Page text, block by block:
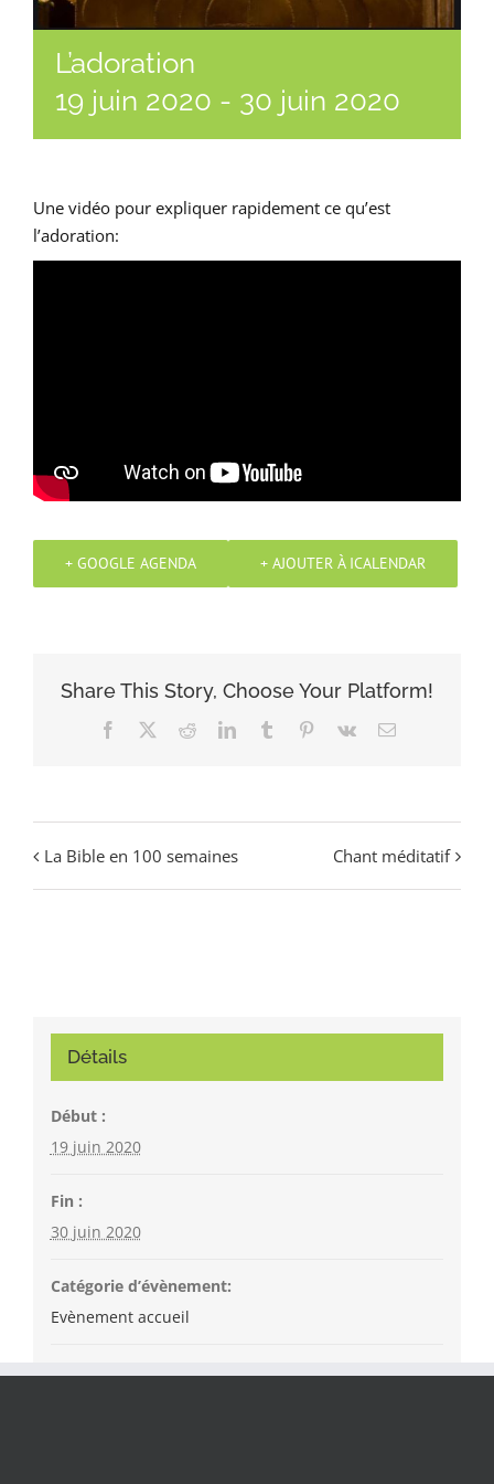
L’adoration
19 juin 2020 - 30 juin 2020
Une vidéo pour expliquer rapidement ce qu’est
l’adoration:
+ GOOGLE AGENDA + AJOUTER À ICALENDAR
Share This Story, Choose Your Platform!
Facebook RedditLinkedInTumblr Pinterest
Vk Email
La Bible en 100 semaines Chant méditatif
Détails
Début :
19 juin 2020
Fin :
30 juin 2020
Catégorie d’évènement:
Evènement accueil